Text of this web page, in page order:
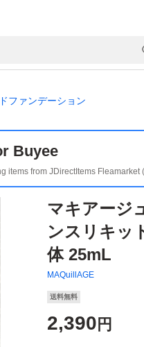
ファンデーション
Buyee
items from JDirectItems
マキアージ
ンスリキッ
体 25mL
MAQuillAGE
送料無料
2,390 円